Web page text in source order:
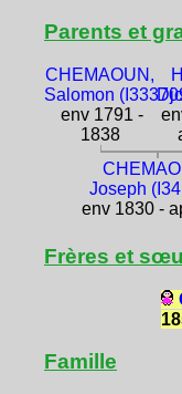
Parents et
CHEMAOUN,
Salomon
env 1791 -
1838
Joseph
env 1830 -
Frères et
Famille